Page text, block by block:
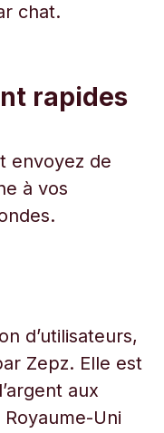
chat.
rapides
envoyez de
à vos
d’utilisateurs,
Zepz. Elle est
aux
Uni